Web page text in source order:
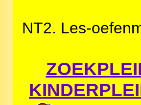
NT2. Les-